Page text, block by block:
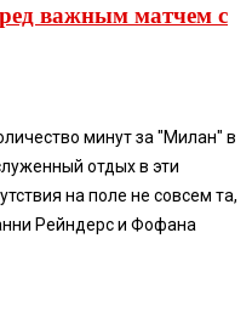
важным матчем с
минут за "Милан" в
отдых в эти
на поле не совсем та,
Рейндерс и Фофана